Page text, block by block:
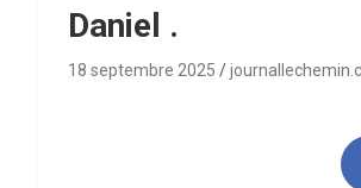
Daniel .
18 septembre 2025